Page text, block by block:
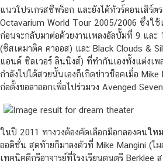
แนวโปรเกรสซีพร็อก และยังได้ทัวร์คอนเสิร์ต
Octavarium World Tour 2005/2006 ซึ่งใช้
ก่อนจะกลับมาต่อด้วยงานเพลงอัลบั้มที่ 9 และ
(ซิสเตมาติค คาออส) และ Black Clouds &
แอนด์ ซิลเวอร์ ลินนิงส์) ที่ทำกันเองทั้งแต่งเ
กำลังไปได้สวยนั้นเองก็เกิดข่าวช็อคเมื่อ
ก่อตั้งขอลาออกเพื่อไปร่วมวง Avenged
ในปี 2011 ทางวงต้องคัดเลือกมือกลองคนให
ออดิชั่น สุดท้ายก็มาลงตัวที่ Mike Mangini (ไ
เทคนิคดีกรีอาจารย์ที่โรงเรียนดนตรี Berklee